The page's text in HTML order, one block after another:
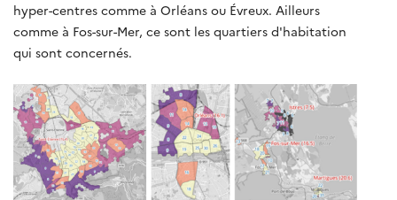
hyper-centres comme à Orléans ou Évreux. Ailleurs
comme à Fos-sur-Mer, ce sont les quartiers d'habitation
qui sont concernés.